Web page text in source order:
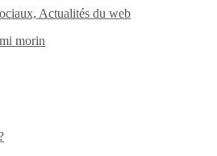
Actualités du web
morin